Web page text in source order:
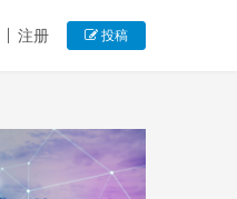
注册 投稿